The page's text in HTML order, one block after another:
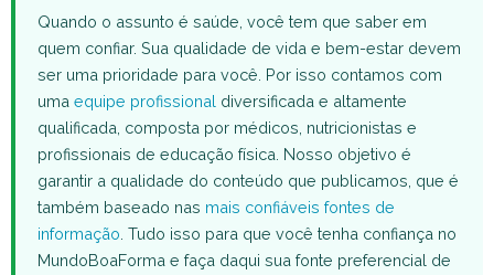
Quando o assunto é saúde, você tem que saber em
quem confiar. Sua qualidade de vida e bem-estar devem
ser uma prioridade para você. Por isso contamos com
uma equipe profissional diversificada e altamente
qualificada, composta por médicos, nutricionistas e
profissionais de educação física. Nosso objetivo é
garantir a qualidade do conteúdo que publicamos, que é
também baseado nas mais confiáveis fontes de
informação . Tudo isso para que você tenha confiança no
MundoBoaForma e faça daqui sua fonte preferencial de